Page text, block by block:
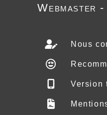
Webmaster
Nous
Version